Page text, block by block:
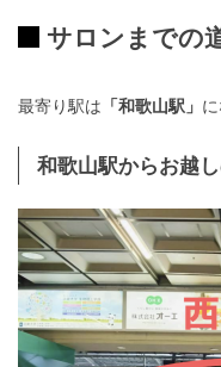
サロンまでの
最寄り駅は 「和歌山駅」
和歌山駅からお越